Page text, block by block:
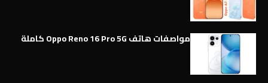
مواصفات هاتف Oppo Reno 16 Pro 5G كاملة